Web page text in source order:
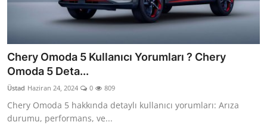
Chery Omoda 5 Kullanıcı Yorumları ? Chery
Omoda 5 Deta...
Üstad Haziran 24, 2024 0 809
Chery Omoda 5 hakkında detaylı kullanıcı yorumları: Arıza
durumu, performans, ve...